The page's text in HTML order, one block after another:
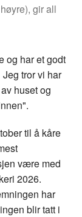
gir all
og har et godt
tror vi har
huset og
til å kåre
være med
2026.
har
blir tatt i